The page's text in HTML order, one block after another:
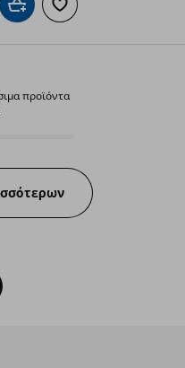
Προσθήκη στο καλάθι
Προσθήκη στα
προϊόντα
1046 διαθέσιμα
Back To Top